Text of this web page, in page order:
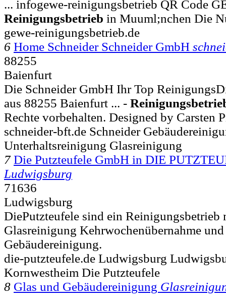
... infogewe-reinigungsbetrieb QR Code
Reinigungsbetrieb in Muuml;nchen Die
gewe-reinigungsbetrieb.de
6 Home Schneider Schneider GmbH
88255
Baienfurt
Die Schneider GmbH Ihr Top
aus 88255 Baienfurt ... -
Rechte vorbehalten. Designed by Carsten
schneider-bft.de Schneider
Unterhaltsreinigung Glasreinigung
7 Die Putzteufele GmbH in DIE
Ludwigsburg
71636
Ludwigsburg
DiePutzteufele sind ein Reinigungsbetrieb
Glasreinigung Kehrwochenübernahme
Gebäudereinigung.
die-putzteufele.de Ludwigsburg
Kornwestheim Die Putzteufele
8 Glas und Gebäudereinigung